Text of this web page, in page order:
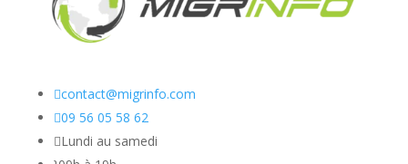
contact@migrinfo.com
09 56 05 58 62
Lundi au samedi